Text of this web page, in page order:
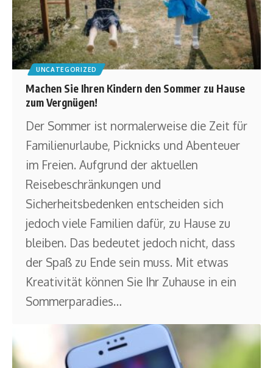
UNCATEGORIZED
Machen Sie Ihren Kindern den Sommer zu Hause
zum Vergnügen!
Der Sommer ist normalerweise die Zeit für
Familienurlaube, Picknicks und Abenteuer
im Freien. Aufgrund der aktuellen
Reisebeschränkungen und
Sicherheitsbedenken entscheiden sich
jedoch viele Familien dafür, zu Hause zu
bleiben. Das bedeutet jedoch nicht, dass
der Spaß zu Ende sein muss. Mit etwas
Kreativität können Sie Ihr Zuhause in ein
Sommerparadies…